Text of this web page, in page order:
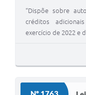
“Dispõe sobre
créditos
exercício de 2022 e